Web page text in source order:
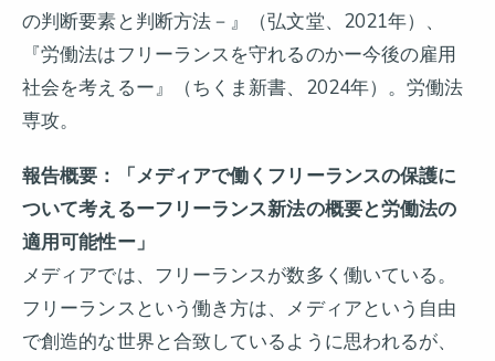
の判断要素と判断方法－』（弘文堂、2021年）、
『労働法はフリーランスを守れるのかー今後の雇用
社会を考えるー』（ちくま新書、2024年）。労働法
専攻。
報告概要：「メディアで働くフリーランスの保護に
ついて考えるーフリーランス新法の概要と労働法の
適用可能性ー」
メディアでは、フリーランスが数多く働いている。
フリーランスという働き方は、メディアという自由
で創造的な世界と合致しているように思われるが、